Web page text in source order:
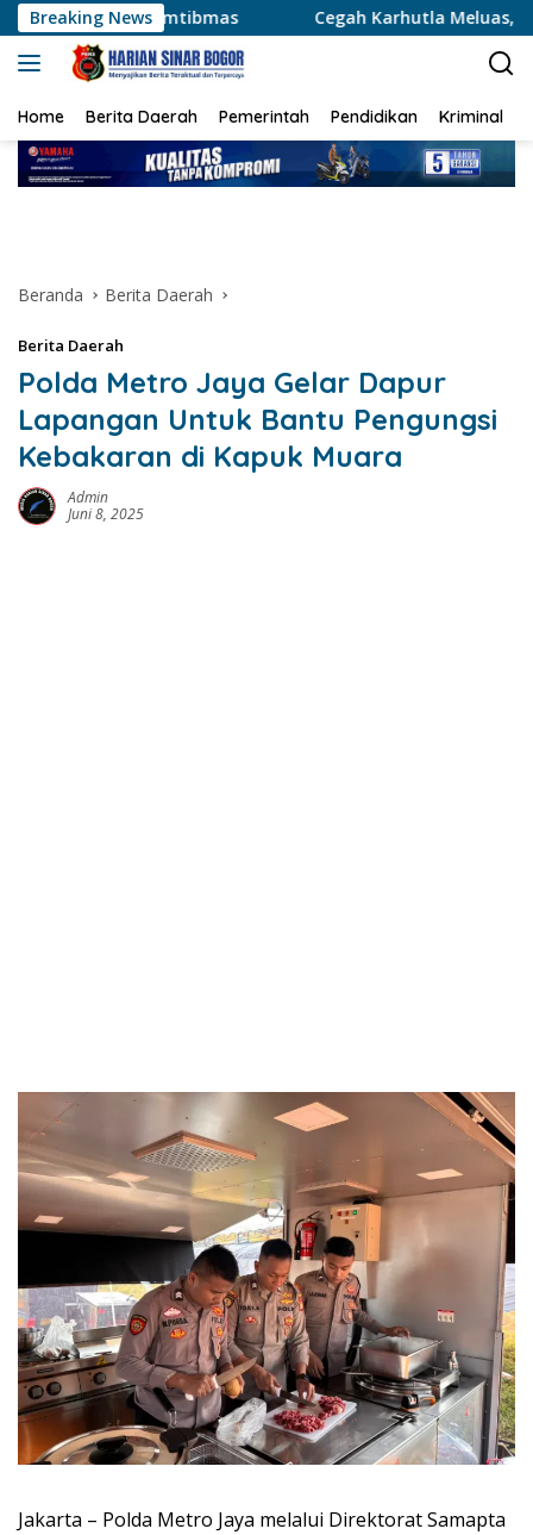
Langsung
ke
konten
Breaking NewsCegah Karhutla Meluas, Wakapolda Riau dan
Home Berita Daerah Pemerintah Pendidikan Kriminal
Beranda Berita Daerah
Berita Daerah
Polda Metro Jaya Gelar Dapur
Lapangan Untuk Bantu Pengungsi
Kebakaran di Kapuk Muara
Admin
Juni 8, 2025
Jakarta – Polda Metro Jaya melalui Direktorat Samapta